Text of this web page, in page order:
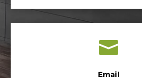

Email